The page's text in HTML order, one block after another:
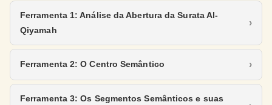
Ferramenta 1: Análise da Abertura da Surata Al-
Qiyamah
Ferramenta 2: O Centro Semântico
Ferramenta 3: Os Segmentos Semânticos e suas